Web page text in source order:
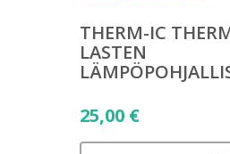
THERM-IC
LASTEN
25,00 €